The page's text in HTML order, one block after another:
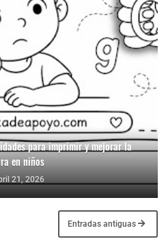
para imprimir y mejorar la
en niños
21, 2026
Entradas antiguas